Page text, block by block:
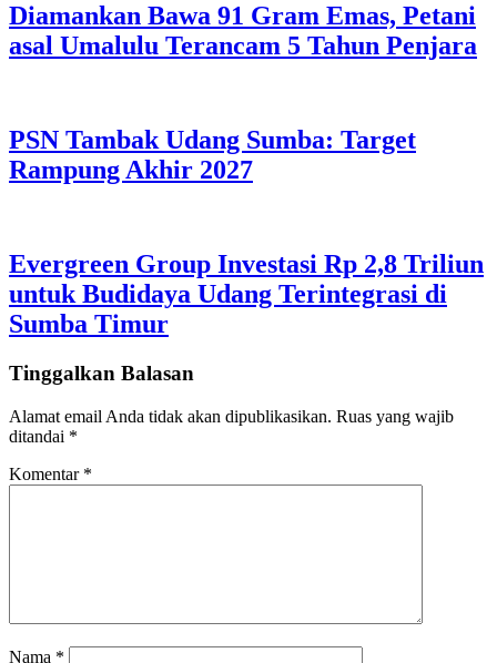
Diamankan Bawa 91 Gram Emas, Petani
asal Umalulu Terancam 5 Tahun Penjara
PSN Tambak Udang Sumba: Target
Rampung Akhir 2027
Evergreen Group Investasi Rp 2,8 Triliun
untuk Budidaya Udang Terintegrasi di
Sumba Timur
Tinggalkan Balasan
Alamat email Anda tidak akan dipublikasikan. Ruas yang wajib
ditandai *
Komentar *
Nama *